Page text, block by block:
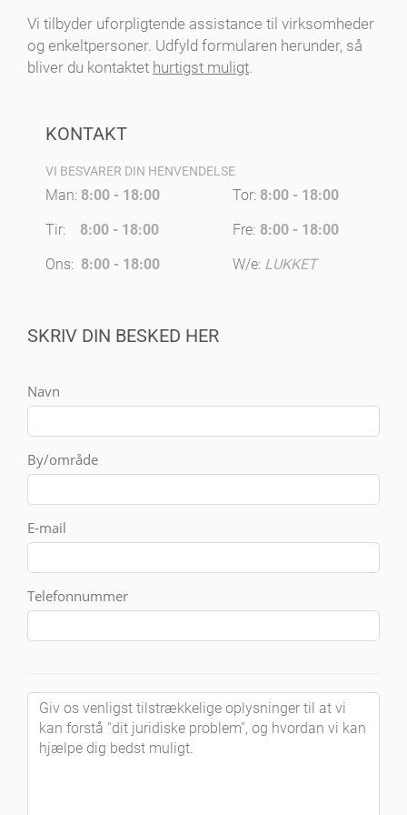
Vi tilbyder uforpligtende assistance til virksomheder
og enkeltpersoner. Udfyld formularen herunder, så
bliver du kontaktet hurtigst muligt
KONTAKT
VI BESVARER DIN HENVENDELSE
Man: 8:00 - 18:00
Tir:
8:00 - 18:00
Ons: 8:00 - 18:00
Tor: 8:00 - 18:00
Fre: 8:00 - 18:00
W/e: LUKKET
SKRIV DIN BESKED HER
Navn
By/område
E-mail
Telefonnummer